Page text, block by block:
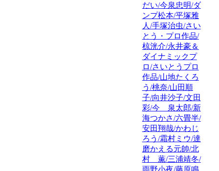
だい/今泉忠明/ダ
ンプ松本/平塚雅
人/手塚治虫/さい
とう・プロ作品/
椋洸介/永井豪＆
ダイナミックプ
ロ/さいとうプロ
作品/山地たくろ
う/桃奈/山田順
子/向井沙子/文田
彩/今 泉太郎/新
海つかさ/六畳半/
安田翔哉/かわじ
ろう/霜村ミウ/達
磨かえる元帥/北
村 薫/三浦靖冬/